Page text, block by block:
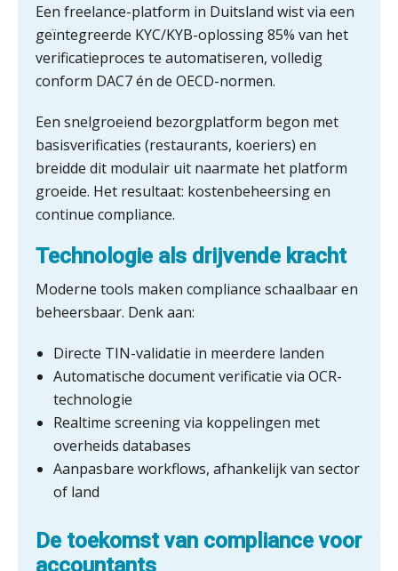
Een freelance-platform in Duitsland wist via een
geïntegreerde KYC/KYB-oplossing 85% van het
verificatieproces te automatiseren, volledig
conform DAC7 én de OECD-normen.
Een snelgroeiend bezorgplatform begon met
basisverificaties (restaurants, koeriers) en
breidde dit modulair uit naarmate het platform
groeide. Het resultaat: kostenbeheersing en
continue compliance.
Technologie als drijvende kracht
Moderne tools maken compliance schaalbaar en
beheersbaar. Denk aan:
Directe TIN-validatie in meerdere landen
Automatische document verificatie via OCR-
technologie
Realtime screeningvia koppelingen met
overheids databases
Aanpasbare workflows, afhankelijk van sector
of land
De toekomst van compliance voor
accountants
accountantskantoor afgeven bij een
faillissement van een klant?
Eenvoudig bankrekeningen koppelen
Van Mook: “Met Minox Focus wil ik
groeien naar twee keer zoveel
klanten.”
Van losse vastlegging naar
aantoonbare grip op KYC en de Wwft
Woord & Daad: “Van wildgroei naar
Te veel tijd kwijt aan
Uitspraak Hoge Raad: subsidie voor
tuchtrechtspraak advocatuur is
Informer Money genomineerd voor
Best FinTech Startup of the Year
België
ICT & AI | Volledig automatische